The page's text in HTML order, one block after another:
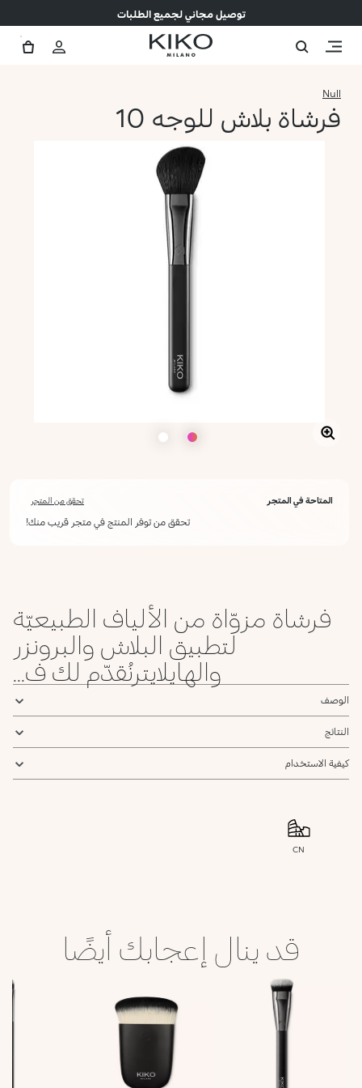
توصيل مجاني لجميع الطلبات
Null
فرشاة بلاش للوجه 10
المتاحة في المتجر تحقق من المتجر
تحقق من توفر المنتج في متجر قريب منك!
فرشاة مزوّاة من الألياف الطبيعيّة
لتطبيق البلاش والبرونزر
والهايلايترنُقدّم لك ف...
الوصف
النتائج
كيفية الاستخدام
CN
قد ينال إعجابك أيضًا